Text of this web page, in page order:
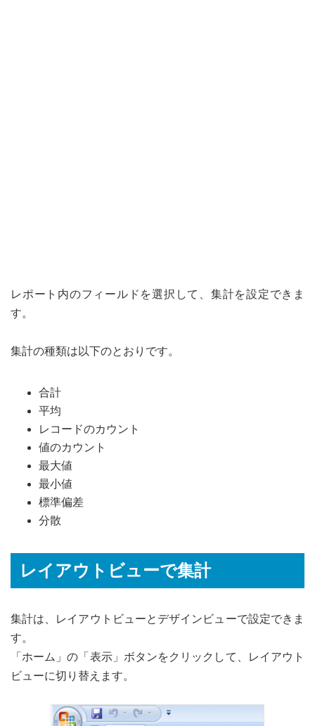
レポート内のフィールドを選択して、集計を設定できま
す。
集計の種類は以下のとおりです。
合計
平均
レコードのカウント
値のカウント
最大値
最小値
標準偏差
分散
レイアウトビューで集計
集計は、レイアウトビューとデザインビューで設定できま
す。
「ホーム」の「表示」ボタンをクリックして、レイアウト
ビューに切り替えます。